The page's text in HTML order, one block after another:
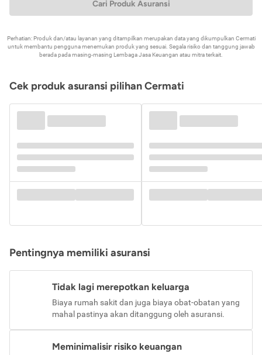
Cari Produk Asuransi
Perhatian: Produk dan/atau layanan yang ditampilkan merupakan data yang dikumpulkan Cermati
untuk membantu pengguna menemukan produk yang sesuai. Segala risiko dan tanggung jawab
berada pada masing-masing Lembaga Jasa Keuangan atau mitra terkait.
Cek produk asuransi pilihan Cermati
Pentingnya memiliki asuransi
Tidak lagi merepotkan keluarga
Biaya rumah sakit dan juga biaya obat-obatan yang
mahal pastinya akan ditanggung oleh asuransi.
Meminimalisir risiko keuangan